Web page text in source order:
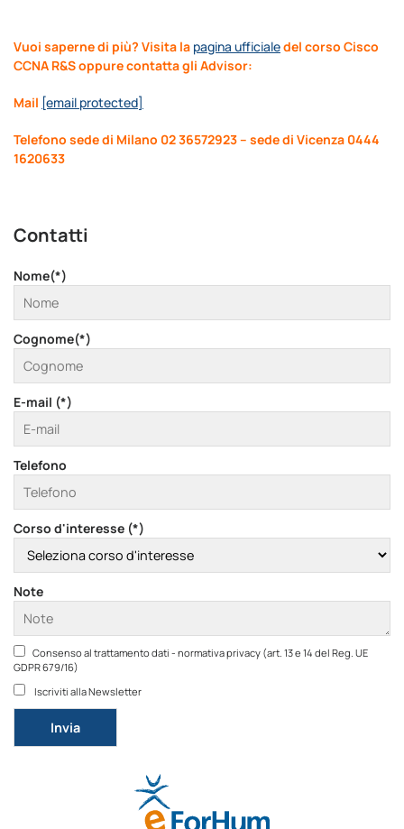
Vuoi saperne di più? Visita la pagina ufficialedel corso Cisco
CCNA R&S oppure contatta gli Advisor:
Mail [email protected]
Telefono sede di Milano 02 36572923 – sede di Vicenza 0444
1620633
Contatti
Nome(*)
Cognome(*)
E-mail (*)
Telefono
Corso d'interesse (*)
Note
Consenso al trattamento dati - normativa privacy (art. 13 e 14 del Reg. UE
GDPR 679/16)
Iscriviti alla Newsletter
Si prega di lasciare vuoto questo campo.